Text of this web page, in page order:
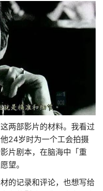
两部影片的材料。我看过
24岁时为一个工会拍摄
片剧本，在脑海中「重
望。
的记录和评论，也想写给